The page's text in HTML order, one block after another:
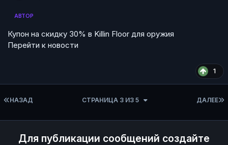
АВТОР
Купон на скидку 30% в Killin Floor для оружия
Перейти к новости
1
ПЕРВАЯ СТРАНИЦА
НАЗАД ДАЛЕЕ
СТРАНИЦА 3 ИЗ 5
Для публикации сообщений создайте